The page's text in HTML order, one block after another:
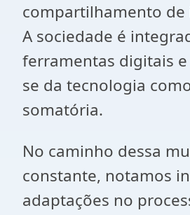
compartilhamento de
A sociedade é
ferramentas digitais
se da tecnologia
somatória.
No caminho dessa
constante, notamos
adaptações no